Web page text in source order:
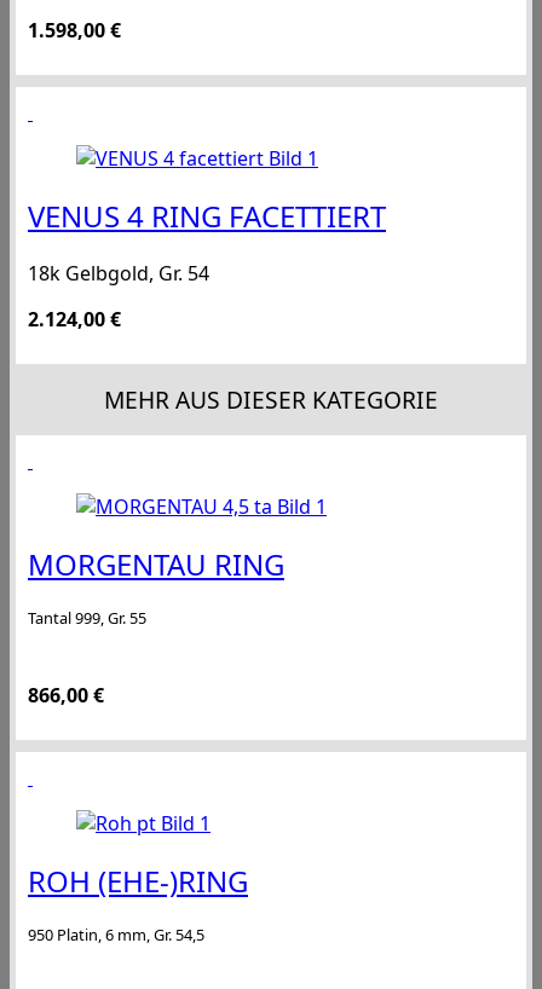
1.598,00€
VENUS 4 RING FACETTIERT
18k Gelbgold, Gr. 54
2.124,00€
MEHR AUS DIESER KATEGORIE
MORGENTAU RING
Tantal 999, Gr. 55
866,00€
ROH (EHE-)RING
950 Platin, 6 mm, Gr. 54,5